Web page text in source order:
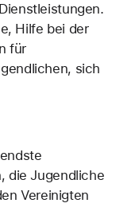
Hilfe bei der
für
sich
die Jugendliche
Vereinigten